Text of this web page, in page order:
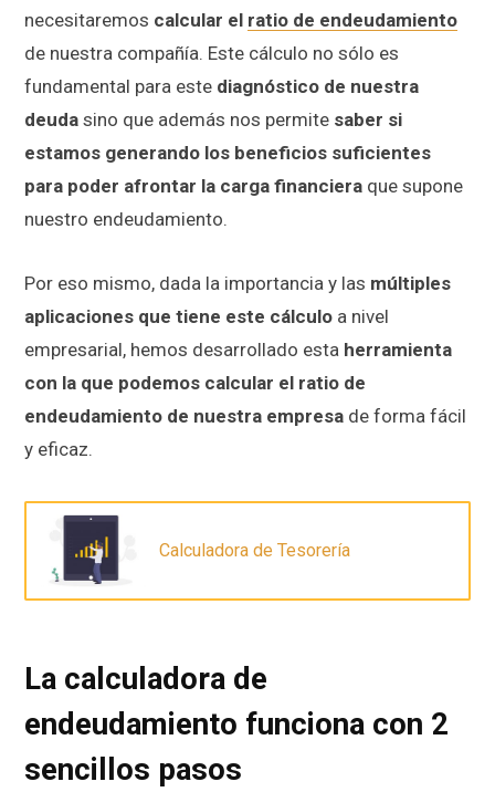
necesitaremos calcular el ratio de endeudamiento
de nuestra compañía. Este cálculo no sólo es
fundamental para este diagnóstico de nuestra
deuda sino que además nos permite saber si
estamos generando los beneficios suficientes
para poder afrontar la carga financiera que supone
nuestro endeudamiento.
Por eso mismo, dada la importancia y las múltiples
aplicaciones que tiene este cálculo a nivel
empresarial, hemos desarrollado esta herramienta
con la que podemos calcular el ratio de
endeudamiento de nuestra empresa de forma fácil
y eficaz.
Calculadora de Tesorería
La calculadora de
endeudamiento funciona con 2
sencillos pasos